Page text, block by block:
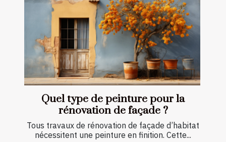
Quel type de peinture pour la
rénovation de façade ?
Tous travaux de rénovation de façade d’habitat
nécessitent une peinture en finition. Cette...